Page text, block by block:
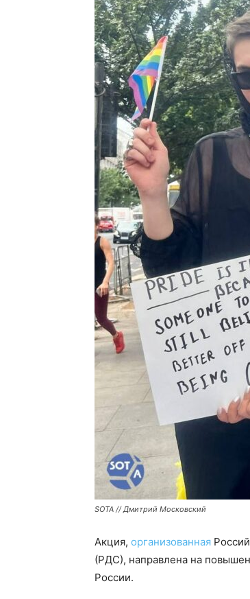
SOTA // Дмитрий Московский
Акция, организованная
(РДС), направлена на
России.